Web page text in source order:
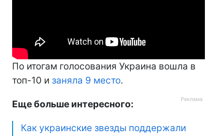
По итогам голосования Украина вошла в
топ-10 и заняла 9 место.
Еще больше интересного:
Как украинские звезды поддержали